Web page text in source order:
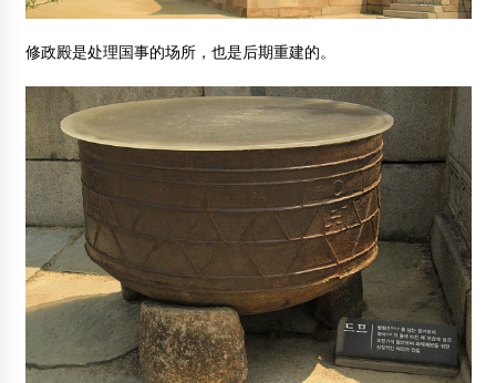
修政殿是处理国事的场所，也是后期重建的。